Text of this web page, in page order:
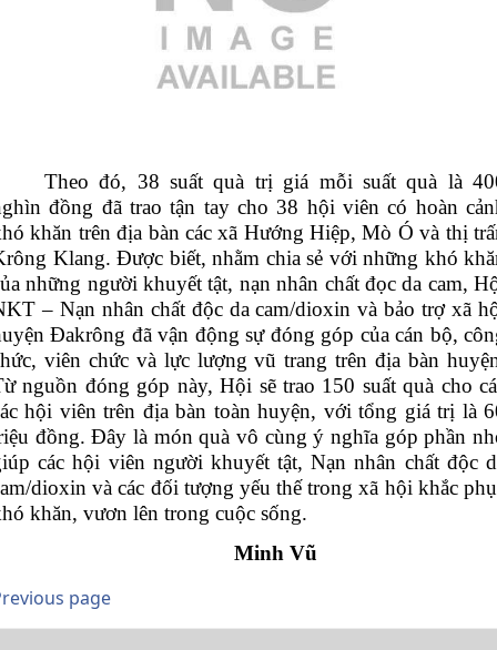
Theo đó, 38 suất quà trị giá mỗi suất quà là
đồng đã trao tận tay cho 38 hội viên có hoàn
khăn trên địa bàn các xã Hướng Hiệp, Mò Ó và thị
Klang. Được biết, nhằm chia sẻ với những khó
những người khuyết tật, nạn nhân chất đọc da cam,
– Nạn nhân chất độc da cam/dioxin và bảo trợ xã
Đakrông đã vận động sự đóng góp của cán bộ,
viên chức và lực lượng vũ trang trên địa bàn
nguồn đóng góp này, Hội sẽ trao 150 suất quà cho
hội viên trên địa bàn toàn huyện, với tổng giá trị là
đồng. Đây là món quà vô cùng ý nghĩa góp phần
các hội viên người khuyết tật, Nạn nhân chất độc
dioxin và các đối tượng yếu thế trong xã hội khắc
khăn, vươn lên trong cuộc sống.
Minh Vũ
page